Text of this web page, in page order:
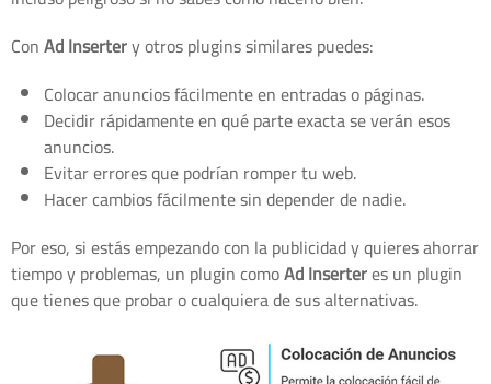
ConAd Insertery otros plugins similares puedes:
Colocar anuncios fácilmente en entradas o páginas.
Decidir rápidamente en qué parte exacta se verán esos
anuncios.
Evitar errores que podrían romper tu web.
Hacer cambios fácilmente sin depender de nadie.
Por eso, si estás empezando con la publicidad y quieres ahorrar
tiempo y problemas, un plugin comoAd Inserteres un plugin
que tienes que probar o cualquiera de sus alternativas.